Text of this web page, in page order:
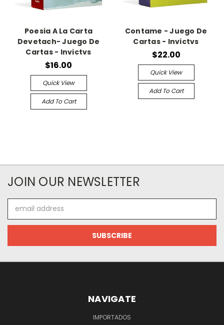
Poesia A La Carta
Devetach- Juego De
Cartas - Invictvs
$16.00
Quick View
Add To Cart
Contame - Juego De
Cartas - Invictvs
$22.00
Quick View
Add To Cart
JOIN OUR NEWSLETTER
Address
NAVIGATE
IMPORTADOS